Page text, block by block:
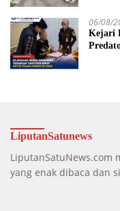
06/08/
Kejari
LiputanSatunews
LiputanSatuNews.com
yang enak dibaca dan